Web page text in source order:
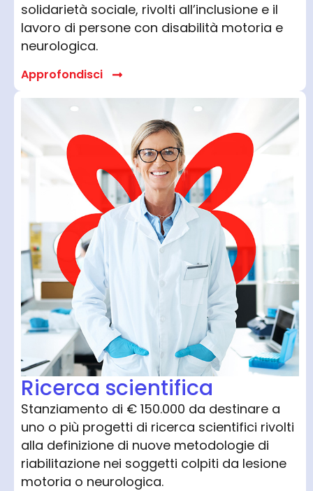
solidarietà sociale, rivolti all’inclusione e il
lavoro di persone con disabilità motoria e
neurologica.
Approfondisci
Ricerca scientifica
Stanziamento di € 150.000 da destinare a
uno o più progetti di ricerca scientifici rivolti
alla definizione di nuove metodologie di
riabilitazione nei soggetti colpiti da lesione
motoria o neurologica.